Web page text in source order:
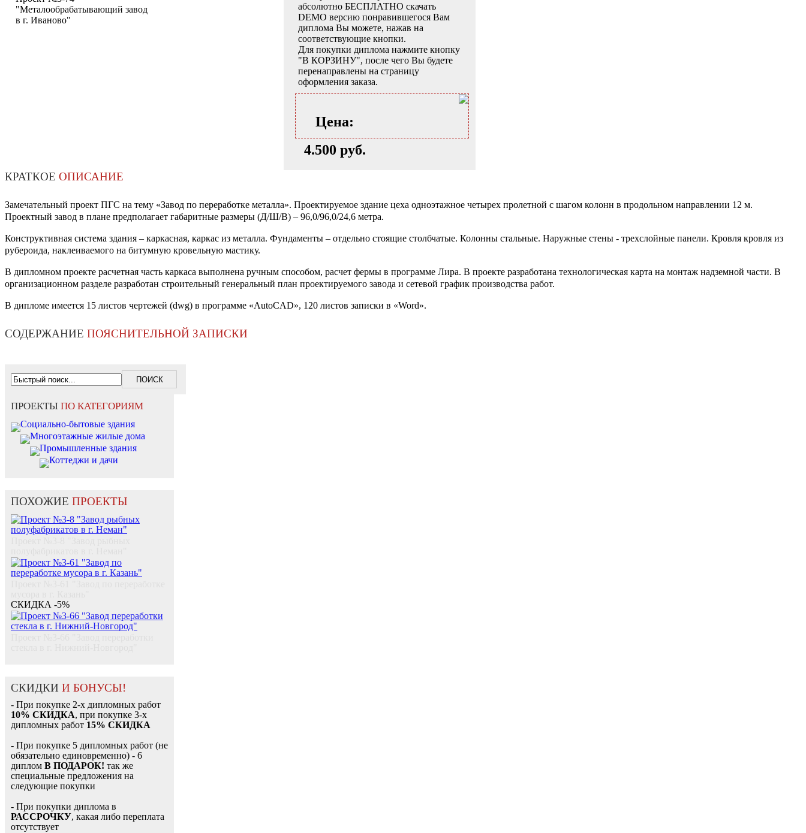
"Металообрабатывающий завод
в г. Иваново"
абсолютно БЕСПЛАТНО скачать
DEMO версию понравившегося Вам
диплома Вы можете, нажав на
соответствующие кнопки.
Для покупки диплома нажмите кнопку
"В КОРЗИНУ", после чего Вы будете
перенаправлены на страницу
оформления заказа.
Цена:
4.500 руб.
КРАТКОЕ ОПИСАНИЕ
Замечательный проект ПГС на тему «Завод по переработке металла». Проектируемое здание цеха одноэтажное четырех пролетной с шагом колонн в продольном направлении 12 м.
Проектный завод в плане предполагает габаритные размеры (Д/Ш/В) – 96,0/96,0/24,6 метра.
Конструктивная система здания – каркасная, каркас из металла. Фундаменты – отдельно стоящие столбчатые. Колонны стальные. Наружные стены - трехслойные панели. Кровля кровля из
рубероида, наклеиваемого на битумную кровельную мастику.
В дипломном проекте расчетная часть каркаса выполнена ручным способом, расчет фермы в программе Лира. В проекте разработана технологическая карта на монтаж надземной части. В
организационном разделе разработан строительный генеральный план проектируемого завода и сетевой график производства работ.
В дипломе имеется 15 листов чертежей (dwg) в программе «AutoCAD», 120 листов записки в «Word».
СОДЕРЖАНИЕ ПОЯСНИТЕЛЬНОЙ ЗАПИСКИ
ПРОЕКТЫ ПО КАТЕГОРИЯМ
Социально-бытовые здания
Многоэтажные жилые дома
Промышленные здания
Коттеджи и дачи
ПОХОЖИЕ ПРОЕКТЫ
СКИДКА -5%
СКИДКИ И БОНУСЫ!
- При покупке 2-х дипломных работ
10% СКИДКА, при покупке 3-х
дипломных работ 15% СКИДКА
- При покупке 5 дипломных работ (не
обязательно единовременно) - 6
диплом В ПОДАРОК! так же
специальные предложения на
следующие покупки
- При покупки диплома в
РАССРОЧКУ, какая либо переплата
отсутствует